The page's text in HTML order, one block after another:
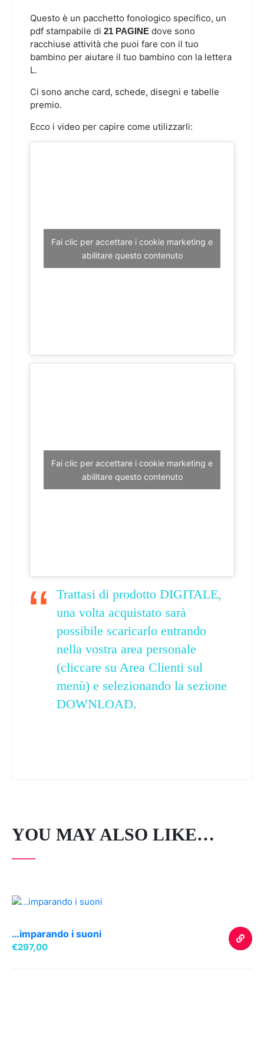
Questo è un pacchetto fonologico specifico, un
pdf stampabile di 21 PAGINE dove sono
racchiuse attività che puoi fare con il tuo
bambino per aiutare il tuo bambino con la lettera
L.
Ci sono anche card, schede, disegni e tabelle
premio.
Ecco i video per capire come utilizzarli:
Fai clic per accettare i cookie marketing e
abilitare questo contenuto
Fai clic per accettare i cookie marketing e
abilitare questo contenuto
Trattasi di prodotto DIGITALE,
una volta acquistato sarà
possibile scaricarlo entrando
nella vostra area personale
(cliccare su Area Clienti sul
menù) e selezionando la sezione
DOWNLOAD.
YOU MAY ALSO LIKE…
…imparando i suoni
€297,00